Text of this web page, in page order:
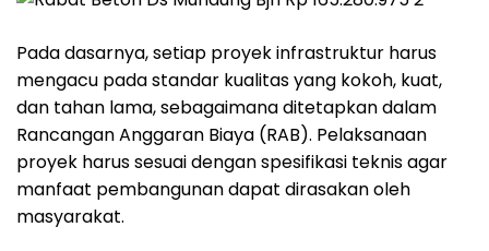
Pada dasarnya, setiap proyek infrastruktur harus
mengacu pada standar kualitas yang kokoh, kuat,
dan tahan lama, sebagaimana ditetapkan dalam
Rancangan Anggaran Biaya (RAB). Pelaksanaan
proyek harus sesuai dengan spesifikasi teknis agar
manfaat pembangunan dapat dirasakan oleh
masyarakat.